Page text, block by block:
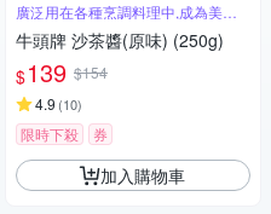
廣泛用在各種烹調料理中,成為美食
調味之王
牛頭牌 沙茶醬(原味) (250g)
$139 $154
4.9 (10)
限時下殺 券
加入購物車